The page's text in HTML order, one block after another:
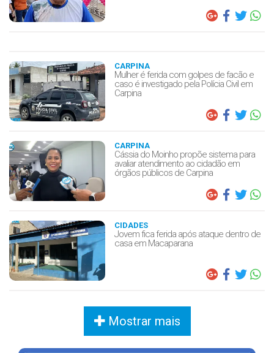
CARPINA
Mulher é ferida com golpes de facão e
caso é investigado pela Polícia Civil em
Carpina
CARPINA
Cássia do Moinho propõe sistema para
avaliar atendimento ao cidadão em
órgãos públicos de Carpina
CIDADES
Jovem fica ferida após ataque dentro de
casa em Macaparana
Mostrar mais